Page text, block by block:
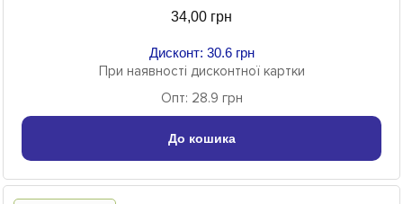
34,00 грн
Дисконт: 30.6 грн
При наявності дисконтної картки
Опт: 28.9 грн
До кошика